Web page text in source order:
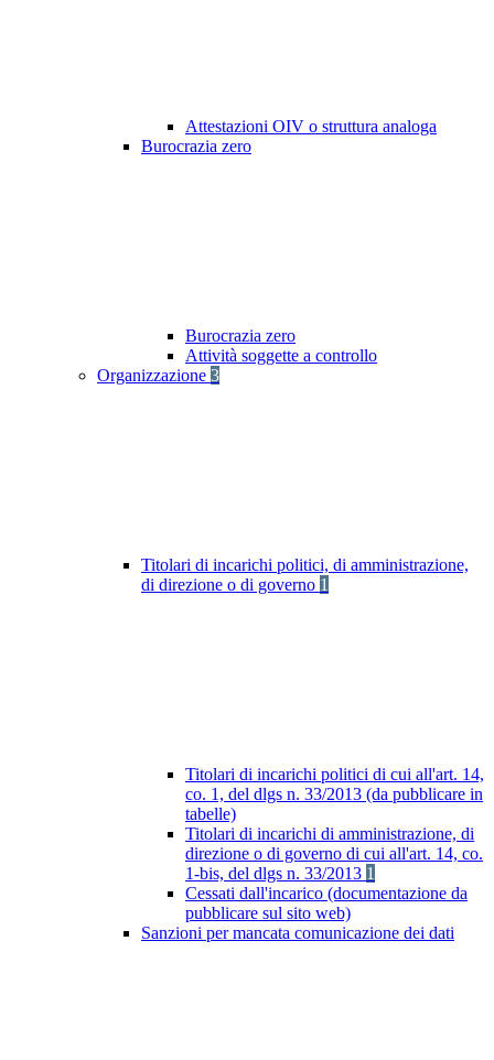
Attestazioni OIV o struttura analoga
Burocrazia zero
Burocrazia zero
Attività soggette a controllo
Organizzazione 3
Titolari di incarichi politici, di amministrazione,
di direzione o di governo 1
Titolari di incarichi politici di cui all'art. 14,
co. 1, del dlgs n. 33/2013 (da pubblicare in
tabelle)
Titolari di incarichi di amministrazione, di
direzione o di governo di cui all'art. 14, co.
1-bis, del dlgs n. 33/2013 1
Cessati dall'incarico (documentazione da
pubblicare sul sito web)
Sanzioni per mancata comunicazione dei dati